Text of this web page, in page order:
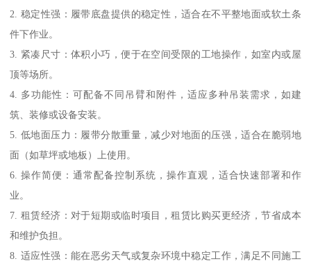
2. 稳定性强：履带底盘提供的稳定性，适合在不平整地面或软土条
件下作业。
3. 紧凑尺寸：体积小巧，便于在空间受限的工地操作，如室内或屋
顶等场所。
4. 多功能性：可配备不同吊臂和附件，适应多种吊装需求，如建
筑、装修或设备安装。
5. 低地面压力：履带分散重量，减少对地面的压强，适合在脆弱地
面（如草坪或地板）上使用。
6. 操作简便：通常配备控制系统，操作直观，适合快速部署和作
业。
7. 租赁经济：对于短期或临时项目，租赁比购买更经济，节省成本
和维护负担。
8. 适应性强：能在恶劣天气或复杂环境中稳定工作，满足不同施工